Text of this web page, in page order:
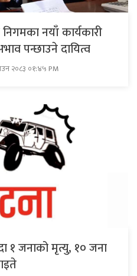
नयाँ कार्यकारी
पन्छाउने दायित्व
२०८३ ०१:४५ PM
१ जनाको मृत्यु, १० जना